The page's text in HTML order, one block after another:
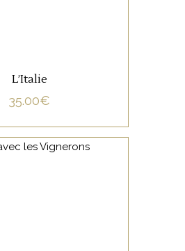
L’Italie
35.00€